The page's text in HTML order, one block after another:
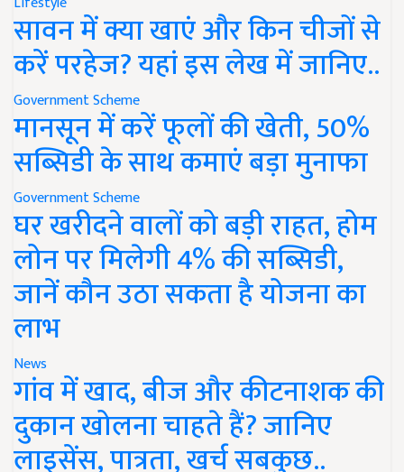
सावन में क्या खाएं और किन चीजों से
करें परहेज? यहां इस लेख में जानिए..
Government Scheme
मानसून में करें फूलों की खेती, 50%
सब्सिडी के साथ कमाएं बड़ा मुनाफा
Government Scheme
घर खरीदने वालों को बड़ी राहत, होम
लोन पर मिलेगी 4% की सब्सिडी,
जानें कौन उठा सकता है योजना का
लाभ
News
गांव में खाद, बीज और कीटनाशक की
दुकान खोलना चाहते हैं? जानिए
लाइसेंस, पात्रता, खर्च सबकुछ..